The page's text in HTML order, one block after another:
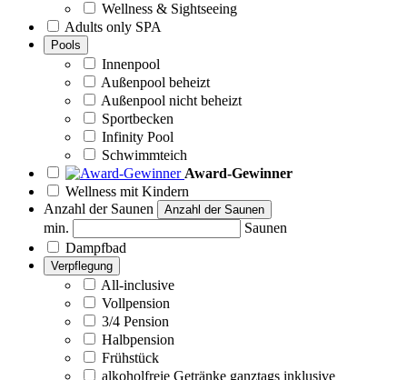
Wellness & Sightseeing
Adults only SPA
Pools
Innenpool
Außenpool beheizt
Außenpool nicht beheizt
Sportbecken
Infinity Pool
Schwimmteich
Award-Gewinner
Wellness mit Kindern
Anzahl der Saunen
Anzahl der Saunen
min.
Saunen
Dampfbad
Verpflegung
All-inclusive
Vollpension
3/4 Pension
Halbpension
Frühstück
alkoholfreie Getränke ganztags inklusive